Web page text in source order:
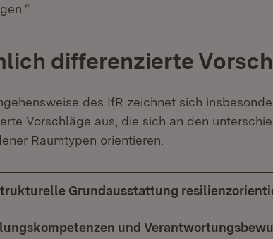
differenzierte
des IfR zeichnet sich
Vorschläge aus, die sich an den
Raumtypen orientieren.
Grundausstattung
und